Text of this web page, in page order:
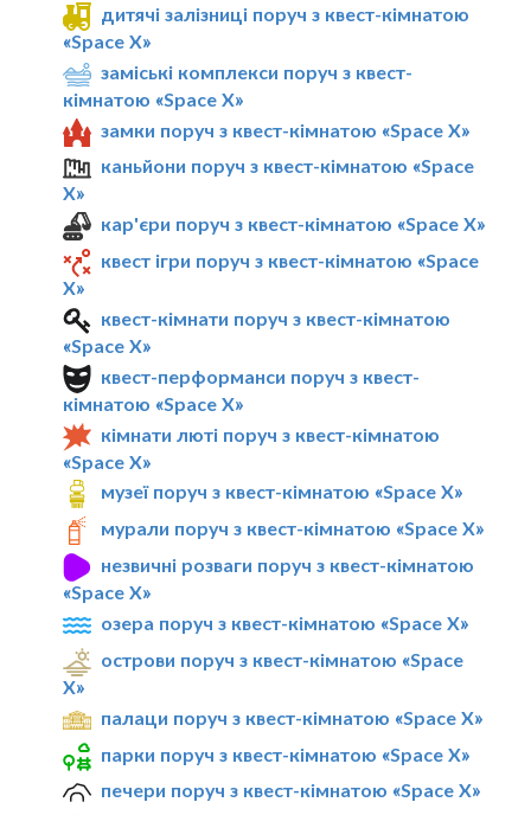
дитячі залізниці поруч з квест-кімнатою
«Space X»
заміські комплекси поруч з квест-
кімнатою «Space X»
замки поруч з квест-кімнатою «Space X»
каньйони поруч з квест-кімнатою «Space
X»
кар'єри поруч з квест-кімнатою «Space X»
квест ігри поруч з квест-кімнатою «Space
X»
квест-кімнати поруч з квест-кімнатою
«Space X»
квест-перформанси поруч з квест-
кімнатою «Space X»
кімнати люті поруч з квест-кімнатою
«Space X»
музеї поруч з квест-кімнатою «Space X»
мурали поруч з квест-кімнатою «Space X»
незвичні розваги поруч з квест-кімнатою
«Space X»
озера поруч з квест-кімнатою «Space X»
острови поруч з квест-кімнатою «Space
X»
палаци поруч з квест-кімнатою «Space X»
парки поруч з квест-кімнатою «Space X»
печери поруч з квест-кімнатою «Space X»